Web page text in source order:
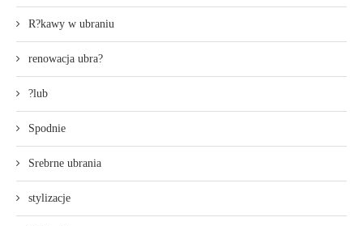
R?kawy w ubraniu
renowacja ubra?
?lub
Spodnie
Srebrne ubrania
stylizacje